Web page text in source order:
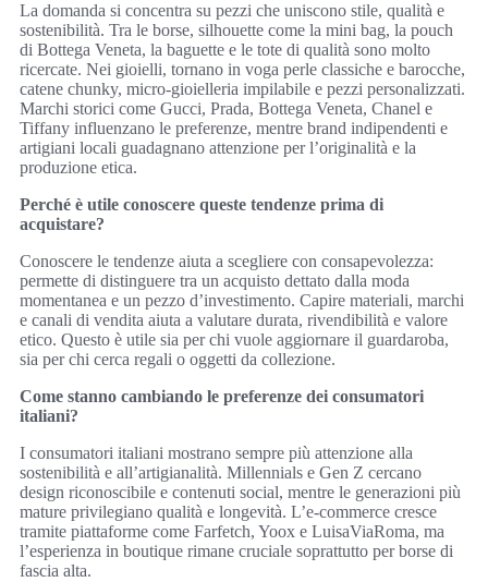
La domanda si concentra su pezzi che uniscono stile, qualità e
sostenibilità. Tra le borse, silhouette come la mini bag, la pouch
di Bottega Veneta, la baguette e le tote di qualità sono molto
ricercate. Nei gioielli, tornano in voga perle classiche e barocche,
catene chunky, micro-gioielleria impilabile e pezzi personalizzati.
Marchi storici come Gucci, Prada, Bottega Veneta, Chanel e
Tiffany influenzano le preferenze, mentre brand indipendenti e
artigiani locali guadagnano attenzione per l’originalità e la
produzione etica.
Perché è utile conoscere queste tendenze prima di
acquistare?
Conoscere le tendenze aiuta a scegliere con consapevolezza:
permette di distinguere tra un acquisto dettato dalla moda
momentanea e un pezzo d’investimento. Capire materiali, marchi
e canali di vendita aiuta a valutare durata, rivendibilità e valore
etico. Questo è utile sia per chi vuole aggiornare il guardaroba,
sia per chi cerca regali o oggetti da collezione.
Come stanno cambiando le preferenze dei consumatori
italiani?
I consumatori italiani mostrano sempre più attenzione alla
sostenibilità e all’artigianalità. Millennials e Gen Z cercano
design riconoscibile e contenuti social, mentre le generazioni più
mature privilegiano qualità e longevità. L’e‑commerce cresce
tramite piattaforme come Farfetch, Yoox e LuisaViaRoma, ma
l’esperienza in boutique rimane cruciale soprattutto per borse di
fascia alta.